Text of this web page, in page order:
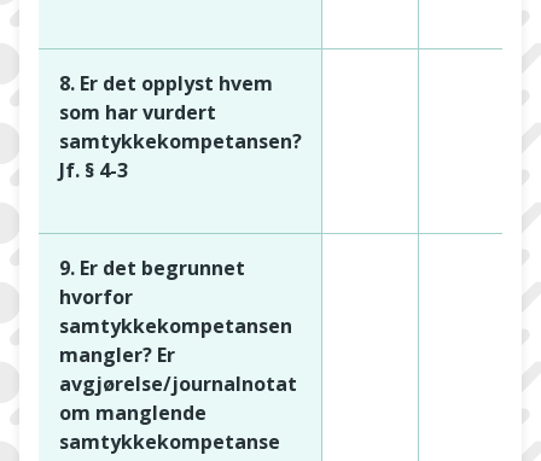
8. Er det opplyst hvem
som har vurdert
samtykkekompetansen?
Jf. § 4-3
9. Er det begrunnet
hvorfor
samtykkekompetansen
mangler? Er
avgjørelse/journalnotat
om manglende
samtykkekompetanse